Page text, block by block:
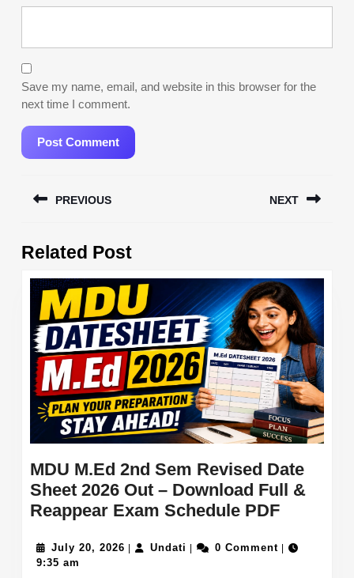
Save my name, email, and website in this browser for the
next time I comment.
navigation
PREVIOUS
post:
NEXT
Related Post
MDU M.Ed 2nd Sem Revised Date
Sheet 2026 Out – Download Full &
Reappear Exam Schedule PDFMDU
2nd
July 20, 2026 July
Undati Undati0 Comment
9:35 am